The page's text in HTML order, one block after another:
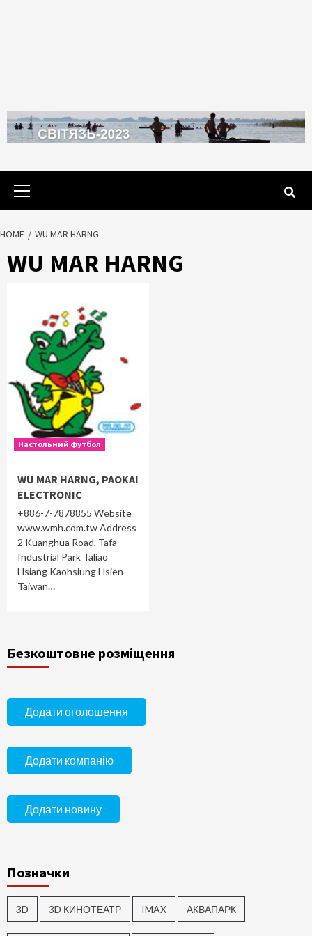
Primary
HOME WU MAR HARNG
WU MAR HARNG
Настольний футбол
WU MAR HARNG, PAOKAI
ELECTRONIC
+886-7-7878855 Website
www.wmh.com.tw Address
2 Kuanghua Road, Tafa
Industrial Park Taliao
Hsiang Kaohsiung Hsien
Taiwan…
Безкоштовне розміщення
Додати оголошення
Додати компанію
Додати новину
Позначки
3D 3D КИНОТЕАТР IMAX АКВАПАРК